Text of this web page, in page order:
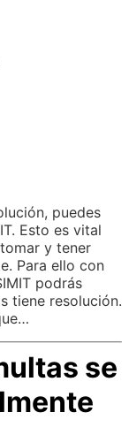
puedes
Esto es vital
y tener
Para ello con
podrás
tiene resolución.
se